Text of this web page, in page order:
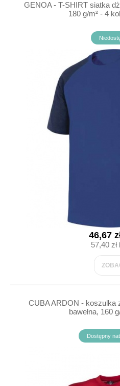
GENOA - T-SHIRT siatka
180 g/m² - 4
46,67
57,40 zł
CUBA ARDON - koszulka
bawełna, 160
Dostępny